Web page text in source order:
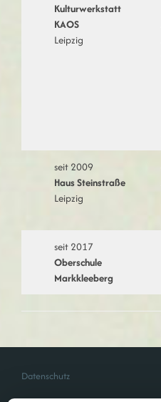
Kulturwerkstatt
KAOS
Leipzig
seit 2009
Haus Steinstraße
Leipzig
seit 2017
Oberschule
Markkleeberg
Datenschutz